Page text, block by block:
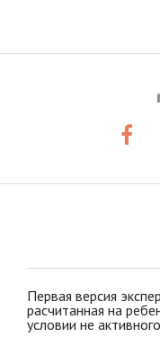
Первая версия
расчитанная на
условии не